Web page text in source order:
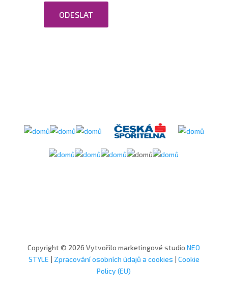
ODESLAT
Copyright © 2026 Vytvořilo marketingové studioNEO
STYLE | Zpracování osobních údajů a cookies | Cookie
Policy (EU)